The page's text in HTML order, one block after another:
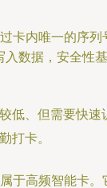
卡内唯一的序列
入数据，安全性基
低、但需要快速
打卡。
于高频智能卡。